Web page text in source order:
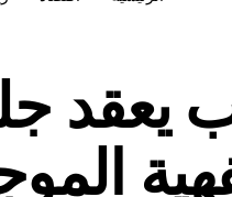
يعقد